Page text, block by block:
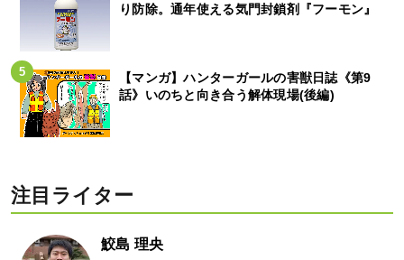
り防除。通年使える気門封鎖剤『フーモン』
【マンガ】ハンターガールの害獣日誌《第9
話》いのちと向き合う解体現場(後編)
注目ライター
鮫島 理央